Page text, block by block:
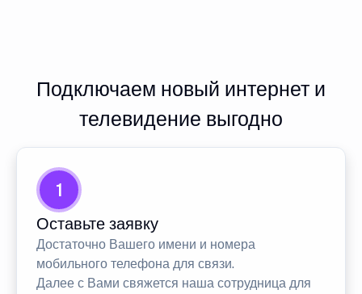
Подключаем новый интернет и
телевидение выгодно
1
Оставьте заявку
Достаточно Вашего имени и номера
мобильного телефона для связи.
Далее с Вами свяжется наша сотрудница для